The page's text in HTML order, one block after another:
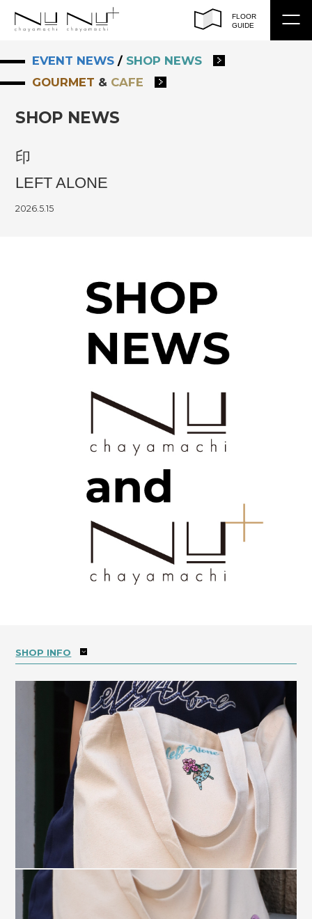
FLOOR
GUIDE
EN /CH（繁）/ CH（簡）
カスタマーハラスメントに対する基本方針
施設従業員サイト
EVENT NEWS / SHOP NEWS
GOURMET & CAFE
SHOP NEWS
印
LEFT ALONE
2026.5.15
SHOP INFO